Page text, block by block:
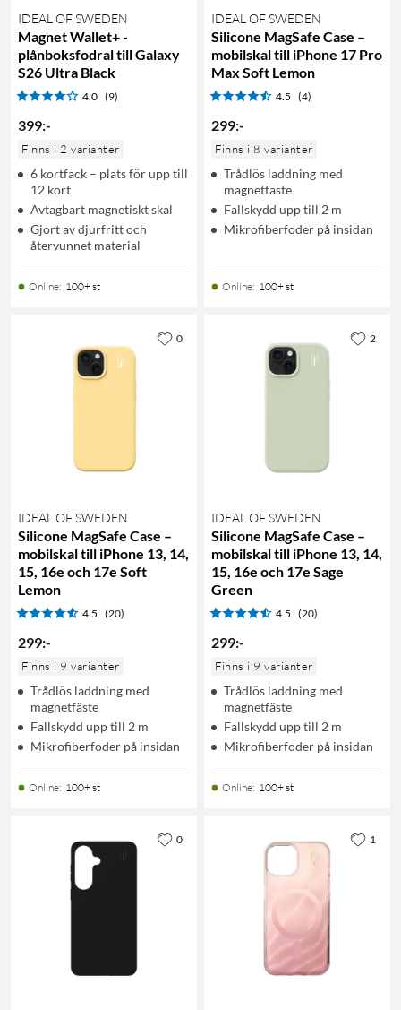
IDEAL OF SWEDEN
Magnet Wallet+ -
plånboksfodral till Galaxy
S26 Ultra Black
4.0 (9)
399:-
Finns i 2 varianter
6 kortfack – plats för upp till
12 kort
Avtagbart magnetiskt skal
Gjort av djurfritt och
återvunnet material
Online: 100+ st
IDEAL OF SWEDEN
Silicone MagSafe Case –
mobilskal till iPhone 17 Pro
Max Soft Lemon
4.5 (4)
299:-
Finns i 8 varianter
Trådlös laddning med
magnetfäste
Fallskydd upp till 2 m
Mikrofiberfoder på insidan
Online: 100+ st
IDEAL OF SWEDEN
Silicone MagSafe Case –
mobilskal till iPhone 13, 14,
15, 16e och 17e Soft
Lemon
4.5 (20)
299:-
Finns i 9 varianter
Trådlös laddning med
magnetfäste
Fallskydd upp till 2 m
Mikrofiberfoder på insidan
Online: 100+ st
0
IDEAL OF SWEDEN
Silicone MagSafe Case –
mobilskal till iPhone 13, 14,
15, 16e och 17e Sage
Green
4.5 (20)
299:-
Finns i 9 varianter
Trådlös laddning med
magnetfäste
Fallskydd upp till 2 m
Mikrofiberfoder på insidan
Online: 100+ st
2
0 1